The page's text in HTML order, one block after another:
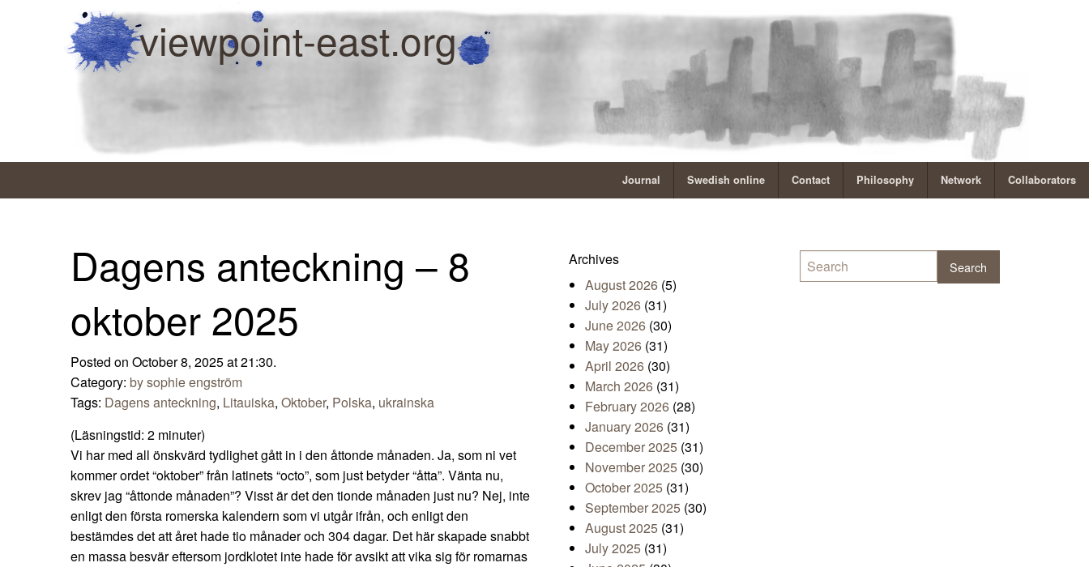
viewpoint-east.org
Journal Swedish online Contact Philosophy Network Collaborators
Dagens anteckning – 8
oktober 2025
Posted on October 8, 2025 at 21:30.
Category: by sophie engström
Tags: Dagens anteckning, Litauiska, Oktober, Polska, ukrainska
(Läsningstid: 2 minuter)
Vi har med all önskvärd tydlighet gått in i den åttonde månaden. Ja, som ni vet
kommer ordet “oktober” från latinets “octo”, som just betyder “åtta”. Vänta nu,
skrev jag “åttonde månaden”? Visst är det den tionde månaden just nu? Nej, inte
enligt den första romerska kalendern som vi utgår ifrån, och enligt den
bestämdes det att året hade tio månader och 304 dagar. Det här skapade snabbt
en massa besvär eftersom jordklotet inte hade för avsikt att vika sig för romarnas
Archives
August 2026 (5)
July 2026 (31)
June 2026 (30)
May 2026 (31)
April 2026 (30)
March 2026 (31)
February 2026 (28)
January 2026 (31)
December 2025 (31)
November 2025 (30)
October 2025 (31)
September 2025 (30)
August 2025 (31)
July 2025 (31)